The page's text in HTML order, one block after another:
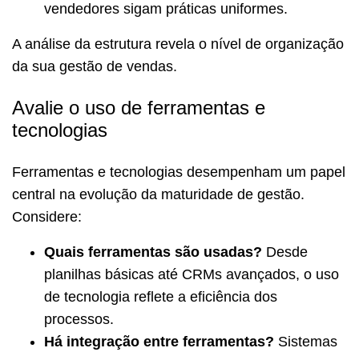
vendedores sigam práticas uniformes.
A análise da estrutura revela o nível de organização
da sua gestão de vendas.
Avalie o uso de ferramentas e
tecnologias
Ferramentas e tecnologias desempenham um papel
central na evolução da maturidade de gestão.
Considere:
Quais ferramentas são usadas? Desde
planilhas básicas até CRMs avançados, o uso
de tecnologia reflete a eficiência dos
processos.
Há integração entre ferramentas? Sistemas